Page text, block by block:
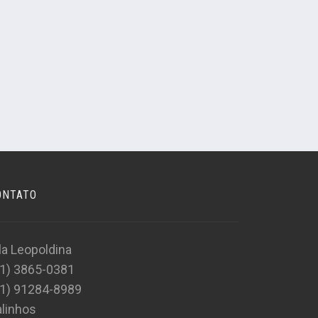
Leopoldina
3865-0381
91284-8989